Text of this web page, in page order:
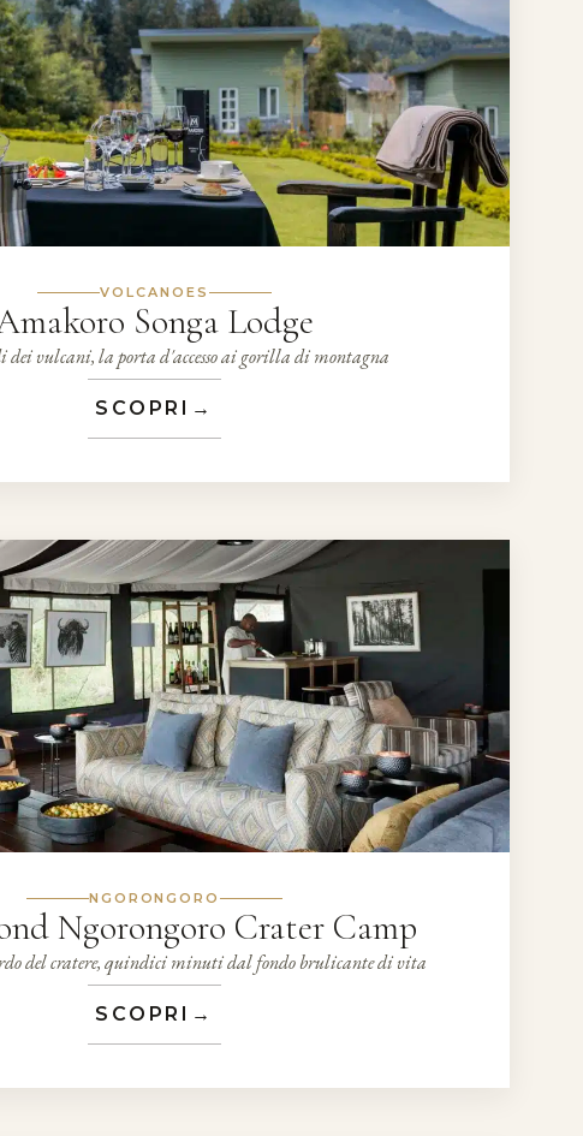
VOLCANOES
Songa Lodge
dei vulcani, la porta d'accesso ai gorilla di montagna
SCOPRI →
NGORONGORO
Ngorongoro Crater Camp
del cratere, quindici minuti dal fondo brulicante di vita
SCOPRI →